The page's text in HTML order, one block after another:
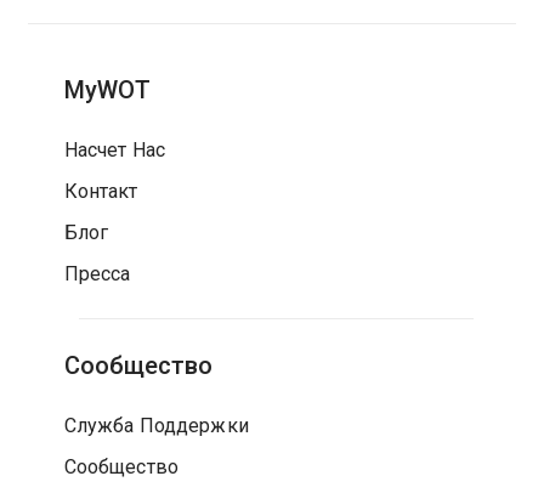
MyWOT
Насчет Нас
Контакт
Блог
Пресса
Сообщество
Служба Поддержки
Сообщество